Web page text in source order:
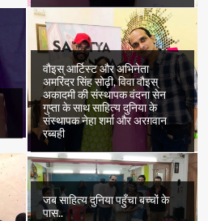
वौइस् आर्टिस्ट और अभिनेता
अमरिंदर सिंह सोढ़ी, विवा वौइस्
अकादमी की संस्थापक वंदना सेन
गुप्ता के साथ साहित्य दुनिया के
संस्थापक नेहा शर्मा और अरग़वान
रब्बही
जब साहित्य दुनिया पहुँचा बच्चों के
पास..